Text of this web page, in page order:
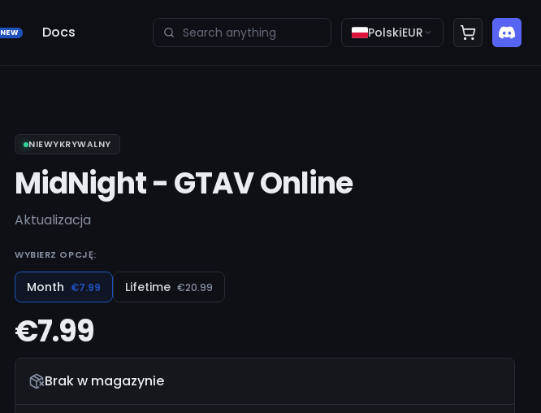
NEW Docs PolskiEUR
NIEWYKRYWALNY
MidNight - GTAV Online
Aktualizacja
WYBIERZ OPCJĘ:
Month €7.99 Lifetime €20.99
€7.99
Brak w magazynie